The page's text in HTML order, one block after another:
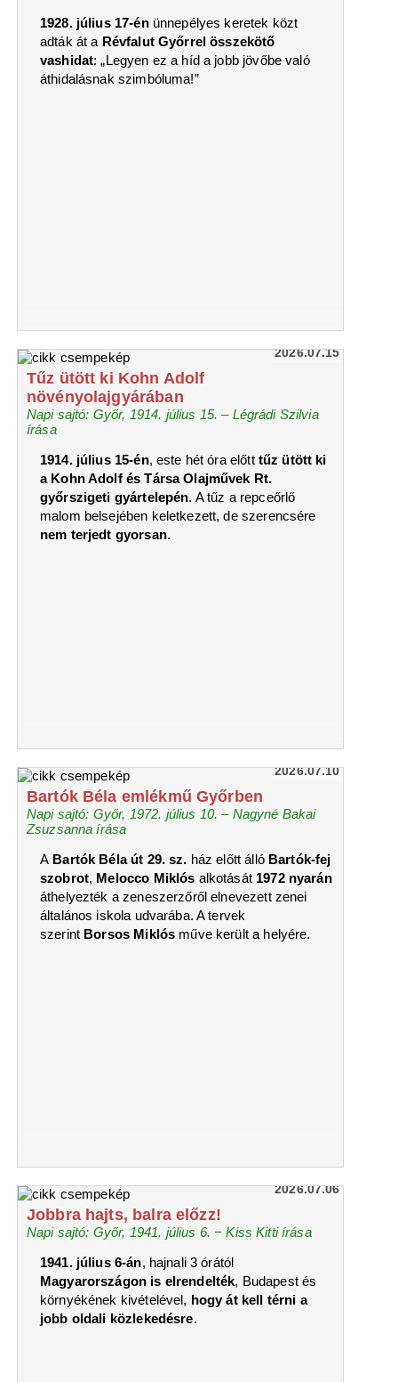
1928. július 17-énünnepélyes keretek közt
adták át a Révfalut Győrrel összekötő
vashidat: „Legyen ez a híd a jobb jövőbe való
áthidalásnak szimbóluma!”
2026.07.15
Tűz ütött ki Kohn Adolf
növényolajgyárában
Napi sajtó: Győr, 1914. július 15. – Légrádi Szilvia
írása
1914. július 15-én, este hét óra előtt tűz ütött ki
a Kohn Adolf és Társa Olajművek Rt.
győrszigeti gyártelepén. A tűz a repceőrlő
malom belsejében keletkezett, de szerencsére
nem terjedt gyorsan.
2026.07.10
Bartók Béla emlékmű Győrben
Napi sajtó: Győr, 1972. július 10. – Nagyné Bakai
Zsuzsanna írása
A Bartók Béla út 29. sz. ház előtt álló Bartók-fej
szobrot, Melocco Miklós alkotását 1972 nyarán
áthelyezték a zeneszerzőről elnevezett zenei
általános iskola udvarába. A tervek
szerint Borsos Miklós műve került a helyére.
2026.07.06
Jobbra hajts, balra előzz!
Napi sajtó: Győr, 1941. július 6. − Kiss Kitti írása
1941. július 6-án, hajnali 3 órától
Magyarországon is elrendelték, Budapest és
környékének kivételével, hogy át kell térni a
jobb oldali közlekedésre.